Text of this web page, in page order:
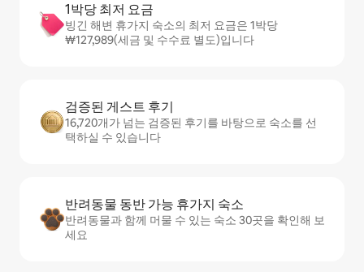
1박당 최저 요금
빙긴 해변 휴가지 숙소의 최저 요금은 1박당
₩127,989(세금 및 수수료 별도)입니다
검증된 게스트 후기
16,720개가 넘는 검증된 후기를 바탕으로 숙소를 선
택하실 수 있습니다
반려동물 동반 가능 휴가지 숙소
반려동물과 함께 머물 수 있는 숙소 30곳을 확인해 보
세요